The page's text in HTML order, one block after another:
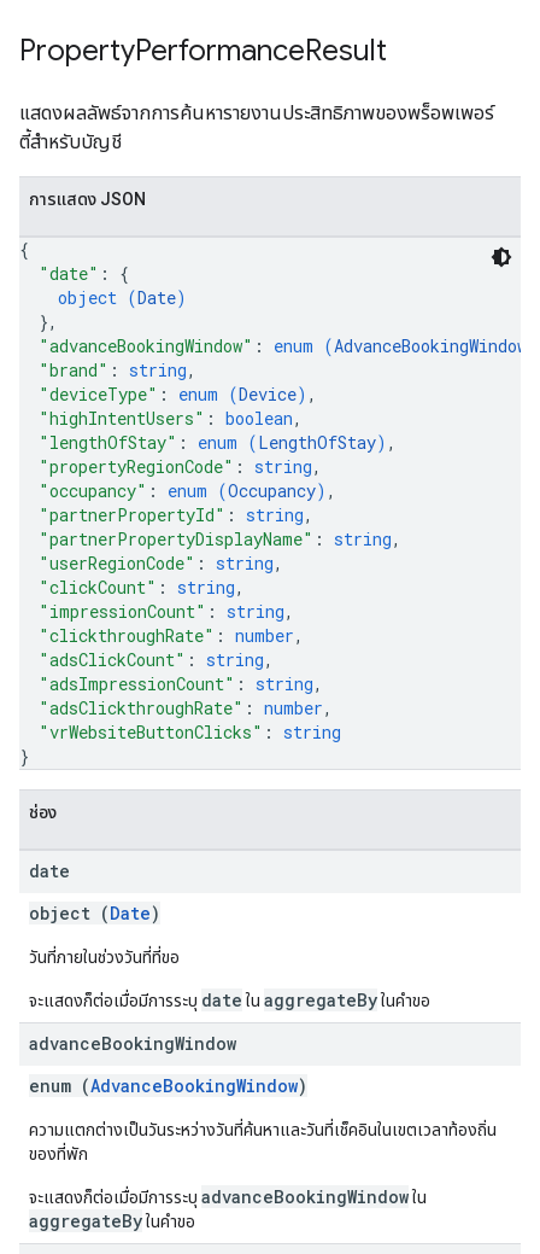
PropertyPerformanceResult
แสดงผลลัพธ์จากการค้นหารายงานประสิทธิภาพของพร็อพเพอร์
ตี้สําหรับบัญชี
การแสดง JSON
{
"date" : {
object (Date)
},
"advanceBookingWindow" : enum (AdvanceBookingWindow
"brand" : string,
"deviceType" : enum (Device) ,
"highIntentUsers" : boolean,
"lengthOfStay" : enum (LengthOfStay) ,
"propertyRegionCode" : string,
"occupancy" : enum (Occupancy) ,
"partnerPropertyId" : string,
"partnerPropertyDisplayName" : string,
"userRegionCode" : string,
"clickCount" : string,
"impressionCount" : string,
"clickthroughRate" : number,
"adsClickCount" : string,
"adsImpressionCount" : string,
"adsClickthroughRate" : number,
"vrWebsiteButtonClicks" : string
}
ช่อง
date
object (Date)
วันที่ภายในช่วงวันที่ที่ขอ
จะแสดงก็ต่อเมื่อมีการระบุ date ใน aggregateByในคำขอ
advanceBookingWindow
enum (AdvanceBookingWindow)
ความแตกต่างเป็นวันระหว่างวันที่ค้นหาและวันที่เช็คอินในเขตเวลาท้องถิ่น
ของที่พัก
จะแสดงก็ต่อเมื่อมีการระบุ advanceBookingWindowใน
aggregateByในคำขอ